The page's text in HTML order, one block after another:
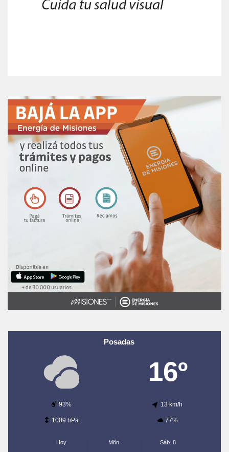
Posadas
16º
93% 13 km/h
1009 hPa 77%
Hoy Mñn. Sáb. 8